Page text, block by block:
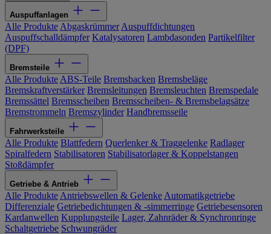
Auspuffanlagen
Alle Produkte Abgaskrümmer Auspuffdichtungen
Auspuffschalldämpfer Katalysatoren Lambdasonden Partikelfilter
(DPF)
Bremsteile
Alle Produkte ABS-Teile Bremsbacken Bremsbeläge
Bremskraftverstärker Bremsleitungen Bremsleuchten Bremspedale
Bremssättel Bremsscheiben Bremsscheiben- & Bremsbelagsätze
Bremstrommeln Bremszylinder Handbremsseile
Fahrwerksteile
Alle Produkte Blattfedern Querlenker & Traggelenke Radlager
Spiralfedern Stabilisatoren Stabilisatorlager & Koppelstangen
Stoßdämpfer
Getriebe & Antrieb
Alle Produkte Antriebswellen & Gelenke Automatikgetriebe
Differenziale Getriebedichtungen & -simmerringe Getriebesensoren
Kardanwellen Kupplungsteile Lager, Zahnräder & Synchronringe
Schaltgetriebe Schwungräder